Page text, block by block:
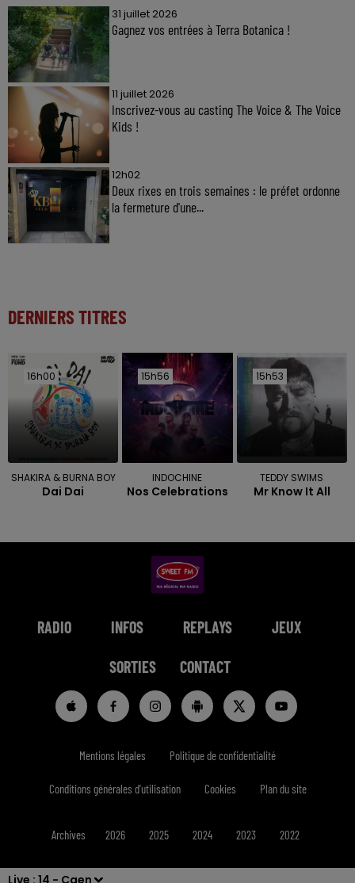
Live : 14 - Caen
31 juillet 2026
Gagnez vos entrées à Terra Botanica !
11 juillet 2026
Inscrivez-vous au casting The Voice & The Voice
Kids !
12h02
Deux rixes en trois semaines : le préfet ordonne
la fermeture d'une...
DERNIERS TITRES
16h00
16h00
SHAKIRA & BURNA BOY
Dai Dai
15h56
15h56
INDOCHINE
Nos Celebrations
15h53
15h53
TEDDY SWIMS
Mr Know It All
RADIO INFOS REPLAYS JEUX
SORTIES CONTACT
Mentions légales Politique de confidentialité
Conditions générales d'utilisation Cookies Plan du site
Archives 2026 2025 2024 2023 2022